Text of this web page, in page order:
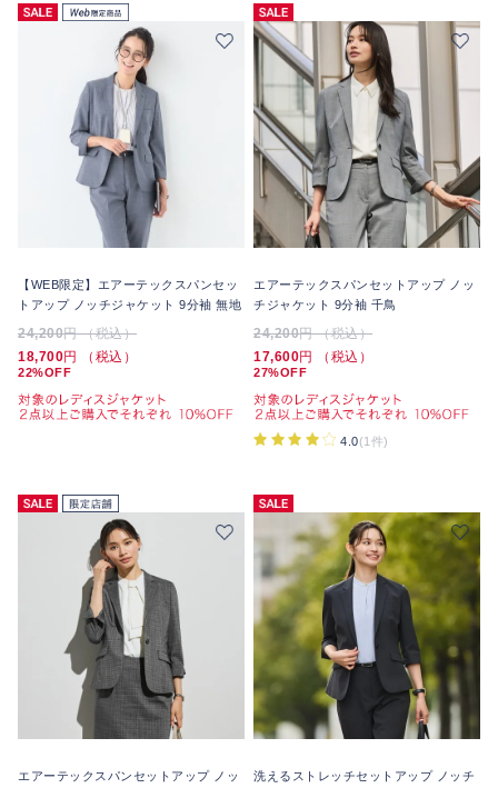
【WEB限定】エアーテックスパンセッ
トアップ ノッチジャケット 9分袖 無地
24,200円 （税込）
18,700円 （税込）
22%OFF
エアーテックスパンセットアップ ノッ
チジャケット 9分袖 千鳥
24,200円 （税込）
17,600円 （税込）
27%OFF
4.0(1件)
エアーテックスパンセットアップ ノッ
洗えるストレッチセットアップ ノッチ